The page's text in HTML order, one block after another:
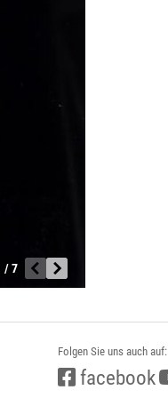
/ 7
Folgen Sie uns auch auf:
facebook